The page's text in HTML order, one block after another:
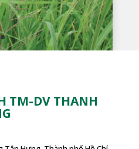
TM-DV THANH